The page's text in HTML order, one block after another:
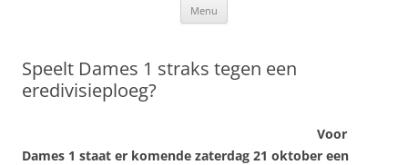
Menu
Speelt Dames 1 straks tegen een
eredivisieploeg?
Voor
Dames 1 staat er komende zaterdag 21 oktober een